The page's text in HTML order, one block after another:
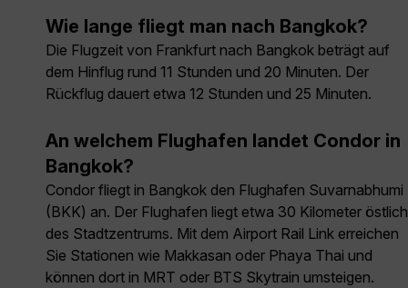
Wie lange fliegt man nach Bangkok?
Die Flugzeit von Frankfurt nach Bangkok beträgt auf
dem Hinflug rund 11 Stunden und 20 Minuten. Der
Rückflug dauert etwa 12 Stunden und 25 Minuten.
An welchem Flughafen landet Condor in
Bangkok?
Condor fliegt in Bangkok den Flughafen Suvarnabhumi
(BKK) an. Der Flughafen liegt etwa 30 Kilometer östlich
des Stadtzentrums. Mit dem Airport Rail Link erreichen
Sie Stationen wie Makkasan oder Phaya Thai und
können dort in MRT oder BTS Skytrain umsteigen.